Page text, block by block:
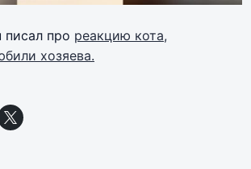
писал про реакцию кота,
хозяева.